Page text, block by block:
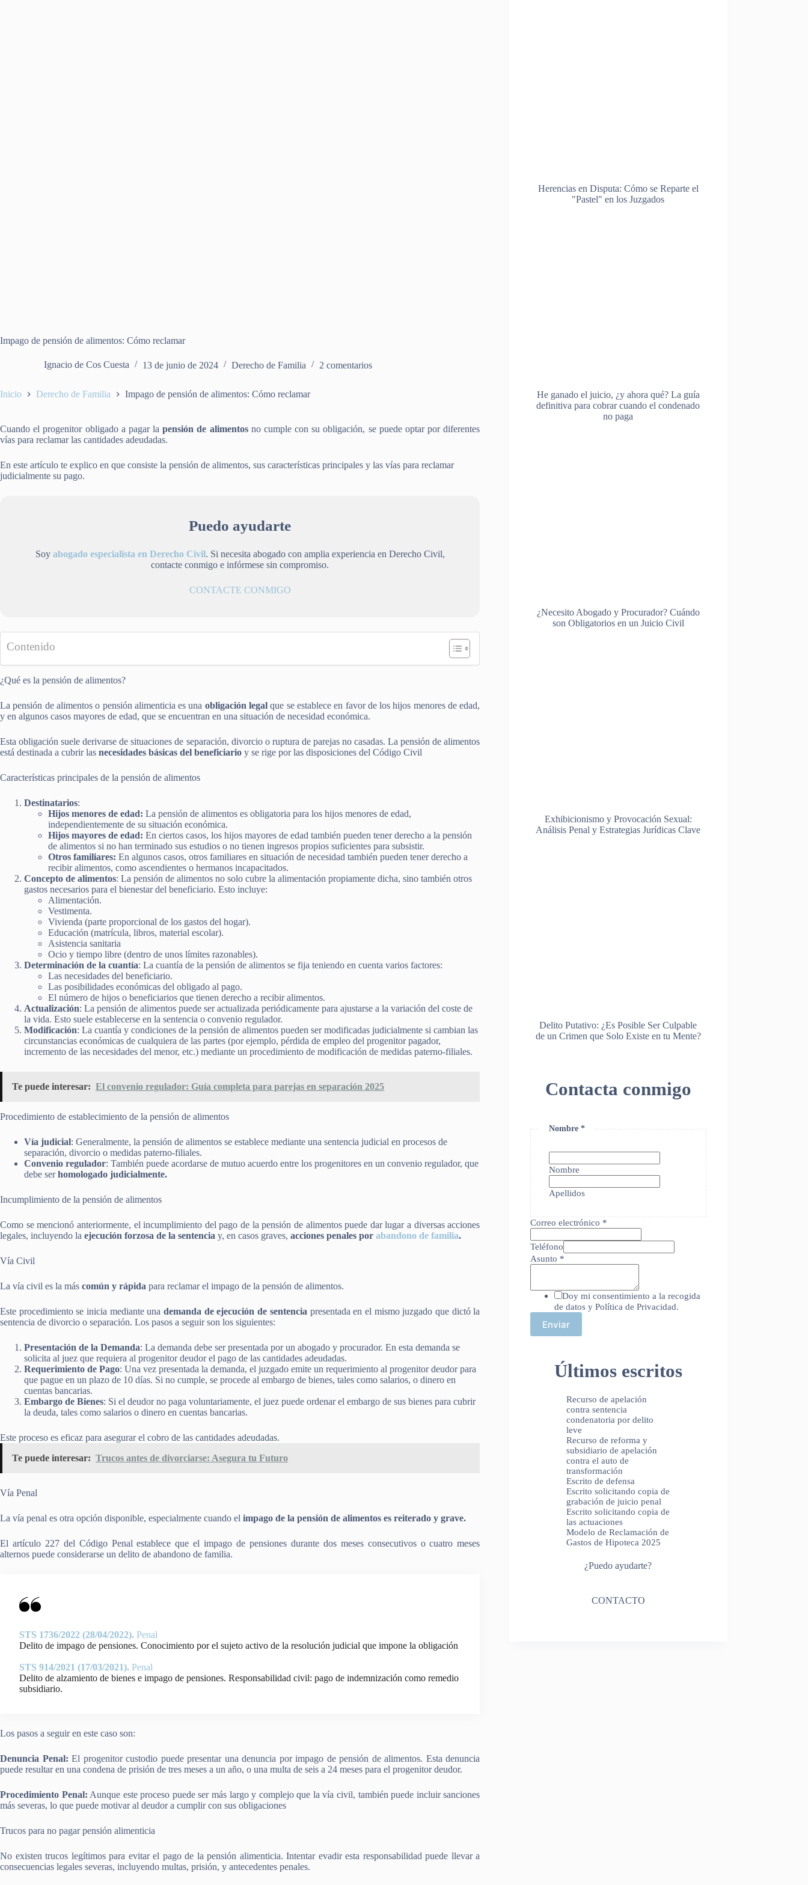
Impago de pensión de alimentos: Cómo reclamar
Ignacio de Cos Cuesta 13 de junio de 2024 Derecho de Familia 2 comentarios
Inicio Derecho de Familia Impago de pensión de alimentos: Cómo reclamar
Cuando el progenitor obligado a pagar lapensión de alimentosno cumple con su obligación, se puede optar por diferentes
vías para reclamar las cantidades adeudadas.
En este artículo te explico en que consiste la pensión de alimentos, sus características principales y las vías para reclamar
judicialmente su pago.
Puedo ayudarte
Soy abogado especialista en Derecho Civil. Si necesita abogado con amplia experiencia en Derecho Civil,
contacte conmigo e infórmese sin compromiso.
CONTACTE CONMIGO
Contenido
¿Qué es la pensión de alimentos?
La pensión de alimentos o pensión alimenticia es una obligación legal que se establece en favor de los hijos menores de edad,
y en algunos casos mayores de edad, que se encuentran en una situación de necesidad económica.
Esta obligación suele derivarse de situaciones de separación, divorcio o ruptura de parejas no casadas. La pensión de alimentos
está destinada a cubrir las necesidades básicas del beneficiario y se rige por las disposiciones del Código Civil
Características principales de la pensión de alimentos
Destinatarios:
Hijos menores de edad: La pensión de alimentos es obligatoria para los hijos menores de edad,
independientemente de su situación económica.
Hijos mayores de edad: En ciertos casos, los hijos mayores de edad también pueden tener derecho a la pensión
de alimentos si no han terminado sus estudios o no tienen ingresos propios suficientes para subsistir.
Otros familiares: En algunos casos, otros familiares en situación de necesidad también pueden tener derecho a
recibir alimentos, como ascendientes o hermanos incapacitados.
Concepto de alimentos: La pensión de alimentos no solo cubre la alimentación propiamente dicha, sino también otros
gastos necesarios para el bienestar del beneficiario. Esto incluye:
Alimentación.
Vestimenta.
Vivienda (parte proporcional de los gastos del hogar).
Educación (matrícula, libros, material escolar).
Asistencia sanitaria
Ocio y tiempo libre (dentro de unos límites razonables).
Determinación de la cuantía: La cuantía de la pensión de alimentos se fija teniendo en cuenta varios factores:
Las necesidades del beneficiario.
Las posibilidades económicas del obligado al pago.
El número de hijos o beneficiarios que tienen derecho a recibir alimentos.
Actualización: La pensión de alimentos puede ser actualizada periódicamente para ajustarse a la variación del coste de
la vida. Esto suele establecerse en la sentencia o convenio regulador.
Modificación: La cuantía y condiciones de la pensión de alimentos pueden ser modificadas judicialmente si cambian las
circunstancias económicas de cualquiera de las partes (por ejemplo, pérdida de empleo del progenitor pagador,
incremento de las necesidades del menor, etc.) mediante un procedimiento de modificación de medidas paterno-filiales.
Te puede interesar: El convenio regulador: Guía completa para parejas en separación 2025
Procedimiento de establecimiento de la pensión de alimentos
Vía judicial: Generalmente, la pensión de alimentos se establece mediante una sentencia judicial en procesos de
separación, divorcio o medidas paterno-filiales.
Convenio regulador: También puede acordarse de mutuo acuerdo entre los progenitores en un convenio regulador, que
debe serhomologado judicialmente.
Incumplimiento de la pensión de alimentos
Como se mencionó anteriormente, el incumplimiento del pago de la pensión de alimentos puede dar lugar a diversas acciones
legales, incluyendo la ejecución forzosa de la sentencia y, en casos graves, acciones penales por abandono de familia.
Vía Civil
La vía civil es la más común y rápida para reclamar el impago de la pensión de alimentos.
Este procedimiento se inicia mediante unademanda de ejecución de sentencia presentada en el mismo juzgado que dictó la
sentencia de divorcio o separación. Los pasos a seguir son los siguientes:
Presentación de la Demanda: La demanda debe ser presentada por un abogado y procurador. En esta demanda se
solicita al juez que requiera al progenitor deudor el pago de las cantidades adeudadas.
Requerimiento de Pago: Una vez presentada la demanda, el juzgado emite un requerimiento al progenitor deudor para
que pague en un plazo de 10 días. Si no cumple, se procede al embargo de bienes, tales como salarios, o dinero en
cuentas bancarias.
Embargo de Bienes: Si el deudor no paga voluntariamente, el juez puede ordenar el embargo de sus bienes para cubrir
la deuda, tales como salarios o dinero en cuentas bancarias.
Este proceso es eficaz para asegurar el cobro de las cantidades adeudadas​.
Te puede interesar: Trucos antes de divorciarse: Asegura tu Futuro
Vía Penal
La vía penal es otra opción disponible, especialmente cuando el impago de la pensión de alimentos es reiterado y grave.
El artículo 227 del Código Penal establece que el impago de pensiones durante dos meses consecutivos o cuatro meses
alternos puede considerarse un delito de abandono de familia.
STS 1736/2022 (28/04/2022). Penal
Delito de impago de pensiones. Conocimiento por el sujeto activo de la resolución judicial que impone la obligación
STS 914/2021 (17/03/2021). Penal
Delito de alzamiento de bienes e impago de pensiones. Responsabilidad civil: pago de indemnización como remedio
subsidiario.
Los pasos a seguir en este caso son:
Denuncia Penal: El progenitor custodio puede presentar una denuncia por impago de pensión de alimentos. Esta denuncia
puede resultar en una condena de prisión de tres meses a un año, o una multa de seis a 24 meses para el progenitor deudor.
Procedimiento Penal: Aunque este proceso puede ser más largo y complejo que la vía civil, también puede incluir sanciones
más severas, lo que puede motivar al deudor a cumplir con sus obligaciones​
Trucos para no pagar pensión alimenticia
No existen trucos legítimos para evitar el pago de la pensión alimenticia. Intentar evadir esta responsabilidad puede llevar a
consecuencias legales severas, incluyendo multas, prisión, y antecedentes penales.
Herencias en Disputa: Cómo se Reparte el
"Pastel" en los Juzgados
He ganado el juicio, ¿y ahora qué? La guía
definitiva para cobrar cuando el condenado
no paga
¿Necesito Abogado y Procurador? Cuándo
son Obligatorios en un Juicio Civil
Exhibicionismo y Provocación Sexual:
Análisis Penal y Estrategias Jurídicas Clave
Delito Putativo: ¿Es Posible Ser Culpable
de un Crimen que Solo Existe en tu Mente?
Contacta conmigo
Nombre *
Nombre
Apellidos
Correo electrónico *
Teléfono
Asunto *
Doy mi consentimiento a la recogida
de datos y Política de Privacidad.
Enviar
Últimos escritos
Recurso de apelación
contra sentencia
condenatoria por delito
leve
Recurso de reforma y
subsidiario de apelación
contra el auto de
transformación
Escrito de defensa
Escrito solicitando copia de
grabación de juicio penal
Escrito solicitando copia de
las actuaciones
Modelo de Reclamación de
Gastos de Hipoteca 2025
¿Puedo ayudarte?
CONTACTO